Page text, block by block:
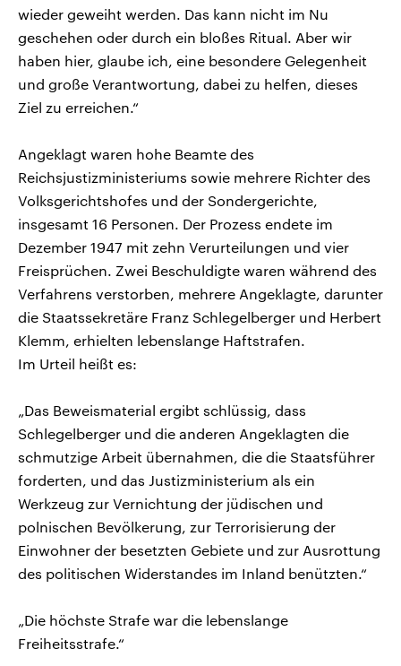
wieder geweiht werden. Das kann nicht im Nu
geschehen oder durch ein bloßes Ritual. Aber wir
haben hier, glaube ich, eine besondere Gelegenheit
und große Verantwortung, dabei zu helfen, dieses
Ziel zu erreichen.“
Angeklagt waren hohe Beamte des
Reichsjustizministeriums sowie mehrere Richter des
Volksgerichtshofes und der Sondergerichte,
insgesamt 16 Personen. Der Prozess endete im
Dezember 1947 mit zehn Verurteilungen und vier
Freisprüchen. Zwei Beschuldigte waren während des
Verfahrens verstorben, mehrere Angeklagte, darunter
die Staatssekretäre Franz Schlegelberger und Herbert
Klemm, erhielten lebenslange Haftstrafen.
Im Urteil heißt es:
„Das Beweismaterial ergibt schlüssig, dass
Schlegelberger und die anderen Angeklagten die
schmutzige Arbeit übernahmen, die die Staatsführer
forderten, und das Justizministerium als ein
Werkzeug zur Vernichtung der jüdischen und
polnischen Bevölkerung, zur Terrorisierung der
Einwohner der besetzten Gebiete und zur Ausrottung
des politischen Widerstandes im Inland benützten.“
„Die höchste Strafe war die lebenslange
Freiheitsstrafe.“